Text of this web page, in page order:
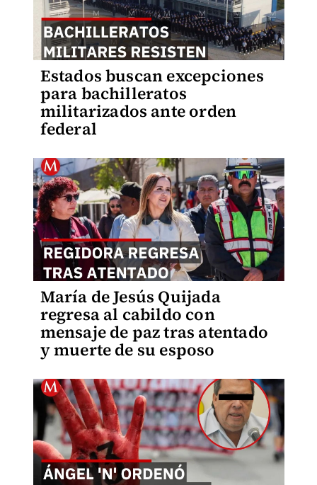
Estados buscan excepciones
para bachilleratos
militarizados ante orden
federal
María de Jesús Quijada
regresa al cabildo con
mensaje de paz tras atentado
y muerte de su esposo